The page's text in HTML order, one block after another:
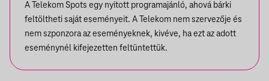
A Telekom Spots egy nyitott programajánló, ahová bárki
feltöltheti saját eseményeit. A Telekom nem szervezője és
nem szponzora az eseményeknek, kivéve, ha ezt az adott
eseménynél kifejezetten feltüntettük.